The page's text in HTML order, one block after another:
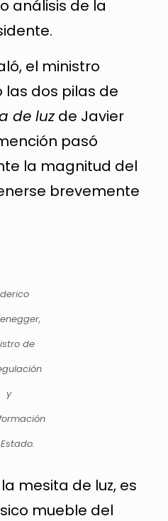
análisis de la
el ministro
dos pilas de
de luzde Javier
pasó
la magnitud del
brevemente
de
y
mesita de luz, es
mueble del